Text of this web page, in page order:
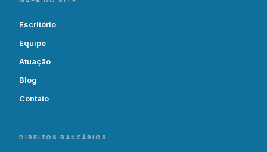
Escritório
Equipe
Atuação
Blog
Contato
DIREITOS BANCÁRIOS